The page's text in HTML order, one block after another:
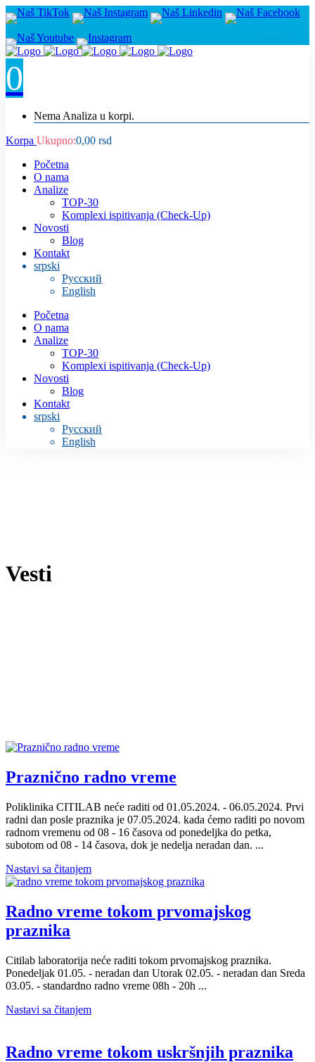
0
Nema Analiza u korpi.
Korpa Ukupno:0,00 rsd
Početna
O nama
Analize
TOP-30
Komplexi ispitivanja (Check-Up)
Novosti
Blog
Kontakt
srpski
Русский
English
Početna
O nama
Analize
TOP-30
Komplexi ispitivanja (Check-Up)
Novosti
Blog
Kontakt
srpski
Русский
English
Vesti
Praznično radno vreme
Poliklinika CITILAB neće raditi od 01.05.2024. - 06.05.2024. Prvi
radni dan posle praznika je 07.05.2024. kada ćemo raditi po novom
radnom vremenu od 08 - 16 časova od ponedeljka do petka,
subotom od 08 - 14 časova, dok je nedelja neradan dan. ...
Nastavi sa čitanjem
Radno vreme tokom prvomajskog
praznika
Citilab laboratorija neće raditi tokom prvomajskog praznika.
Ponedeljak 01.05. - neradan dan Utorak 02.05. - neradan dan Sreda
03.05. - standardno radno vreme 08h - 20h ...
Nastavi sa čitanjem
Radno vreme tokom uskršnjih praznika